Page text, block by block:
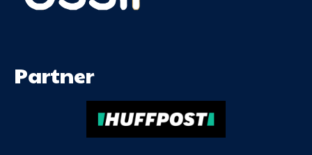
Partner